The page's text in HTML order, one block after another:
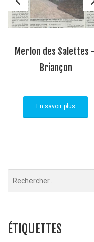
Merlon des Salettes
Briançon
En savoir plus
ÉTIQUETTES